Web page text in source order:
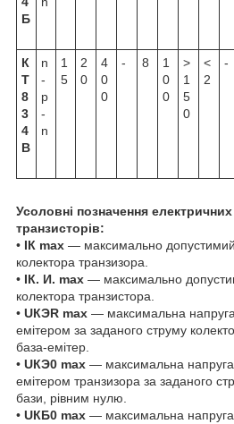
Б
К
Т
8
3
4
В
n
-
p
-
n
1
5
2
0
4
0
0
- 8
1
0
0
>
1
5
0
<
2
-
Усоловні позначення
транзисторів:
• IК max — максимально допустимий
колектора транзизора.
• IК. И. max — максимально
колектора транзистора.
• UКЭR max — максимальна
емітером за заданого струму
база-емітер.
• UКЭ0 max — максимальна напруга
емітером транзизора за заданого
бази, рівним нулю.
• UКБ0 max — максимальна напруга